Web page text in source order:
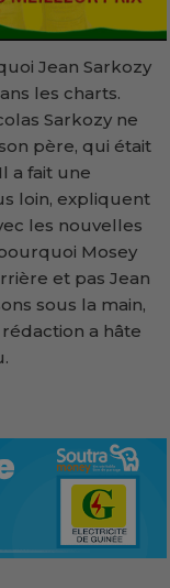
Jean Sarkozy
les charts.
Sarkozy ne
père, qui était
a fait une
loin, expliquent
les nouvelles
Mosey
et pas Jean
sous la main,
rédaction a hâte